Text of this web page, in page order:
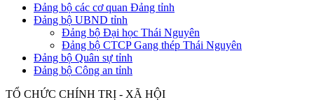
Đảng bộ các cơ quan Đảng tỉnh
Đảng bộ UBND tỉnh
Đảng bộ Đại học Thái Nguyên
Đảng bộ CTCP Gang thép Thái Nguyên
Đảng bộ Quân sự tỉnh
Đảng bộ Công an tỉnh
TỔ CHỨC CHÍNH TRỊ - XÃ HỘI